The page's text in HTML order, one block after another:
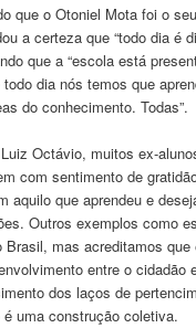
que o Otoniel Mota foi o
a certeza que “todo dia é
que a “escola está
dia nós temos que
do conhecimento. Todas”.
Octávio, muitos ex-
com sentimento de
aquilo que aprendeu e
Outros exemplos como
Brasil, mas acreditamos
entre o cidadão
dos laços de
uma construção coletiva.